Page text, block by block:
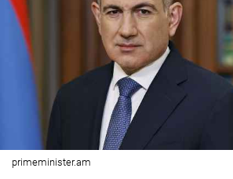
primeminister.am